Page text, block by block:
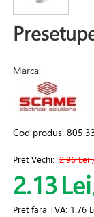
Marca:
Cod produs:
Pret Vechi: 2.96 Lei
2.13
Pret fara TVA: 1.76